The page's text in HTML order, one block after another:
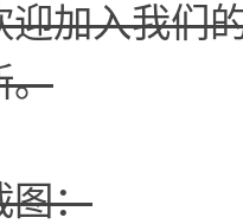
迎加入我们
。
图：